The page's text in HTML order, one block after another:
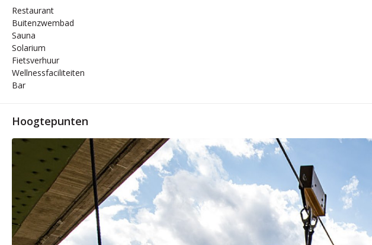
Restaurant
Buitenzwembad
Sauna
Solarium
Fietsverhuur
Wellnessfaciliteiten
Bar
Hoogtepunten